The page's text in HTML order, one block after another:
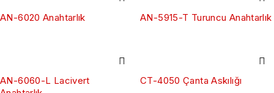
AN-6020 Anahtarlık AN-5915-T Turuncu Anahtarlık
AN-6060-L Lacivert
CT-4050 Çanta Askılığı